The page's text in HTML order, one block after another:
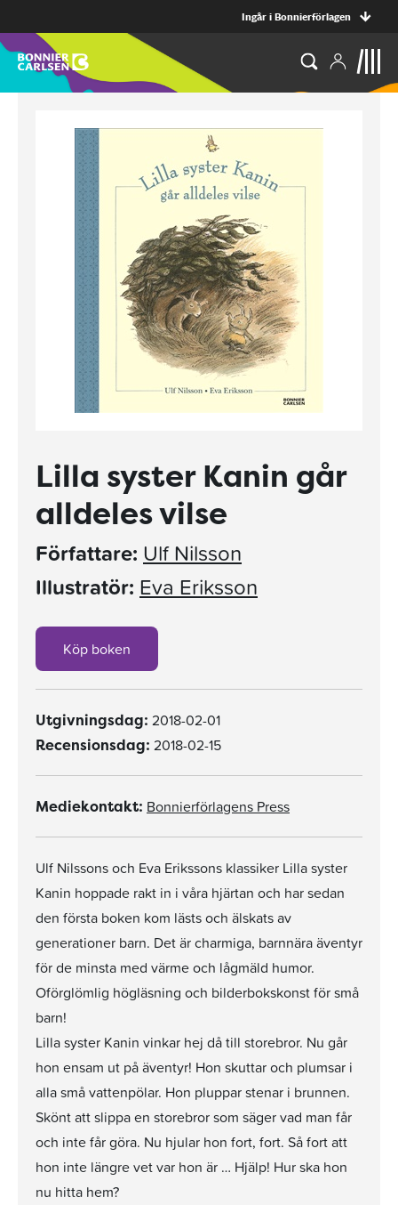
Ingår i Bonnierförlagen
Lilla syster Kanin går
alldeles vilse
Författare: Ulf Nilsson
Illustratör: Eva Eriksson
Köp boken
Utgivningsdag: 2018-02-01
Recensionsdag: 2018-02-15
Mediekontakt: Bonnierförlagens Press
Ulf Nilssons och Eva Erikssons klassiker Lilla syster
Kanin hoppade rakt in i våra hjärtan och har sedan
den första boken kom lästs och älskats av
generationer barn. Det är charmiga, barnnära äventyr
för de minsta med värme och lågmäld humor.
Oförglömlig högläsning och bilderbokskonst för små
barn!
Lilla syster Kanin vinkar hej då till storebror. Nu går
hon ensam ut på äventyr! Hon skuttar och plumsar i
alla små vattenpölar. Hon pluppar stenar i brunnen.
Skönt att slippa en storebror som säger vad man får
och inte får göra. Nu hjular hon fort, fort. Så fort att
hon inte längre vet var hon är … Hjälp! Hur ska hon
nu hitta hem?